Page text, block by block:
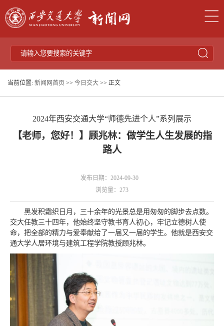
当前位置: 新闻网首页 >> 今日交大 >> 正文
2024年西安交通大学“师德先进个人”系列展示
【老师，您好！】顾兆林：做学生人生发展的指
路人
发布日期：2024-09-30
浏览量： 273
黑发积霜织日月，三十余年的光景总是用匆匆的脚步去点数。
交大任教三十四年，他始终坚守教书育人初心，牢记立德树人使
命，把全部的精力与爱奉献给了一届又一届的学生。他就是西安交
通大学人居环境与建筑工程学院教授顾兆林。